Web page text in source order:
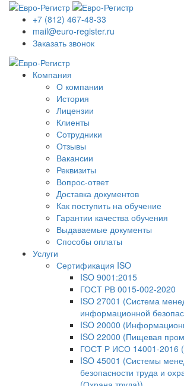
+7 (812) 467-48-33
mail@euro-register.ru
Заказать звонок
Компания
О компании
История
Лицензии
Клиенты
Сотрудники
Отзывы
Вакансии
Реквизиты
Вопрос-ответ
Доставка документов
Как поступить на обучение
Гарантии качества обучения
Выдаваемые документы
Способы оплаты
Услуги
Сертификация ISO
ISO 9001:2015
ГОСТ РВ 0015-002-2020
ISO 27001 (Система
информационной
ISO 20000
ISO 22000 (Пищевая
ГОСТ Р ИСО 14001-2016
ISO 45001 (Системы
безопасности труда и